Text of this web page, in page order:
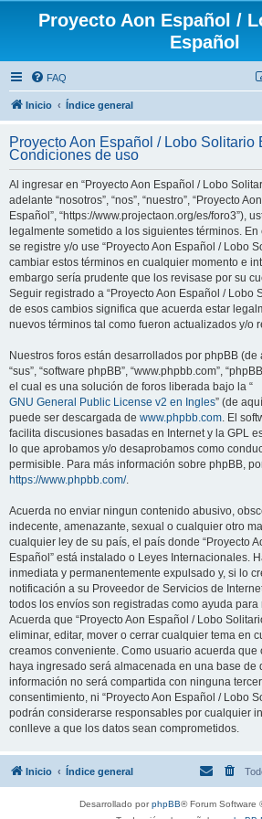
Proyecto Aon Español /
Español
FAQ
Inicio Índice general
Proyecto Aon Español / Lobo Solitario
Condiciones de uso
Al ingresar en “Proyecto Aon Español / Lobo
adelante “nosotros”, “nos”, “nuestro”, “Proyecto
Español”, “https://www.projectaon.org/es/foro3”),
legalmente sometido a los siguientes términos.
se registre y/o use “Proyecto Aon Español / Lobo
cambiar estos términos en cualquier momento e
embargo sería prudente que los revisase por su
Seguir registrado a “Proyecto Aon Español / Lobo
de esos cambios significa que acuerda estar
nuevos términos tal como fueron actualizados y/o
Nuestros foros están desarrollados por phpBB (de
“sus”, “software phpBB”, “www.phpbb.com”,
el cual es una solución de foros liberada bajo la “
GNU General Public License v2 en Ingles” (de
puede ser descargada de www.phpbb.com. El
facilita discusiones basadas en Internet y la GPL
lo que aprobamos y/o desaprobamos como
permisible. Para más información sobre phpBB,
https://www.phpbb.com/.
Acuerda no enviar ningun contenido abusivo,
indecente, amenazante, sexual o cualquier otro
cualquier ley de su país, el país donde “Proyecto
Español” está instalado o Leyes Internacionales.
inmediata y permanentemente expulsado y, si lo
notificación a su Proveedor de Servicios de
todos los envíos son registradas como ayuda
Acuerda que “Proyecto Aon Español / Lobo
eliminar, editar, mover o cerrar cualquier tema en
creamos conveniente. Como usuario acuerda
haya ingresado será almacenada en una base de
información no será compartida con ninguna
consentimiento, ni “Proyecto Aon Español / Lobo
podrán considerarse responsables por cualquier
conlleve a que los datos sean comprometidos.
Inicio Índice general
Desarrollado porphpBB® Forum Software